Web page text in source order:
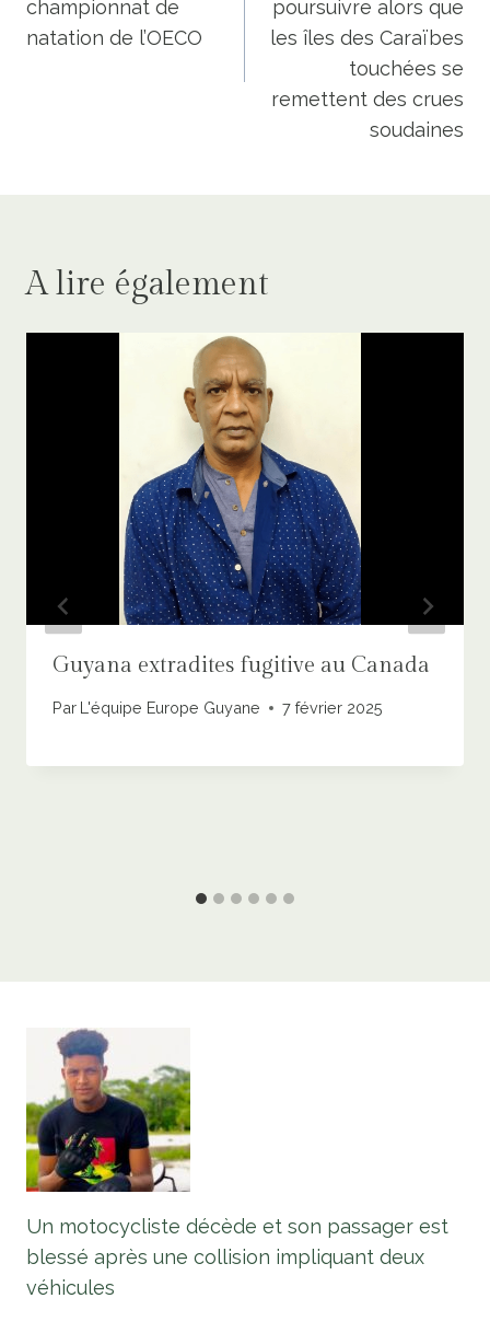
championnat de
natation de l’OECO
poursuivre alors que
les îles des Caraïbes
touchées se
remettent des crues
soudaines
A lire également
Guyana extradites fugitive au Canada
Par L'équipe Europe Guyane 7 février 2025
Un motocycliste décède et son passager est
blessé après une collision impliquant deux
véhicules